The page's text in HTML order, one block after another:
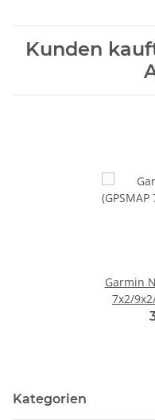
Kunden
Garmin
7x2/
Kategorien